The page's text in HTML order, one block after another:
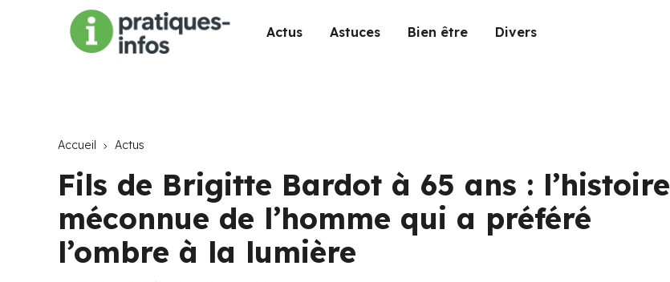
Actus Astuces Bien être Divers
Accueil Actus
Fils de Brigitte Bardot à 65 ans : l’histoire
méconnue de l’homme qui a préféré
l’ombre à la lumière